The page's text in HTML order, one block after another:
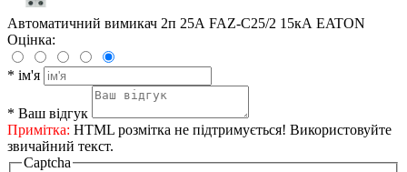
Автоматичний вимикач 2п 25А FAZ-C25/2 15кА EATON
Оцінка:
* ім'я
* Ваш відгук
Примітка: HTML розмітка не підтримується! Використовуйте
звичайний текст.
Captcha